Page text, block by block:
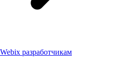
разработчикам